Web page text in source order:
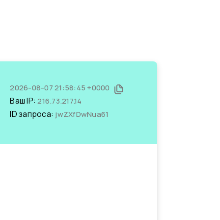
2026-08-07 21:58:45 +0000
Ваш IP:216.73.217.14
ID запроса: jwZXfDwNua61